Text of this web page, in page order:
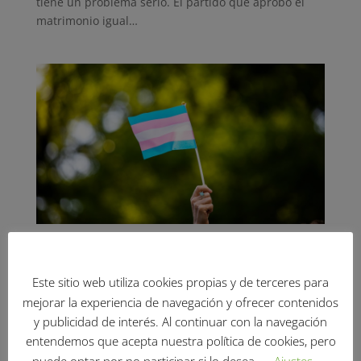
matrimonio igual…
excluyente
porEuforia FTA|May 14, 2021|Artículos
Las personas LGTBIQ+ estamos hartas de la
infantilización, la negación y la tutela de nuestra
Este sitio web utiliza cookies propias y de terceres para
mejorar la experiencia de navegación y ofrecer contenidos
y publicidad de interés. Al continuar con la navegación
entendemos que acepta nuestra política de cookies, pero